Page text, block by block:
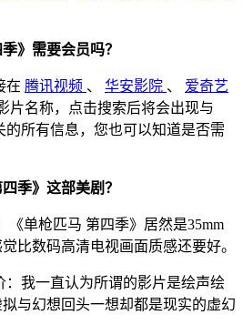
》需要会员吗？
在 腾讯视频 、 华安影院 、 爱奇艺
片名称，点击搜索后将会出现与
的所有信息，您也可以知道是否需
季》这部美剧？
《单枪匹马 第四季》居然是35mm
比数码高清电视画面质感还要好。
：我一直认为所谓的影片是绘声绘
与幻想回头一想却都是现实的虚幻